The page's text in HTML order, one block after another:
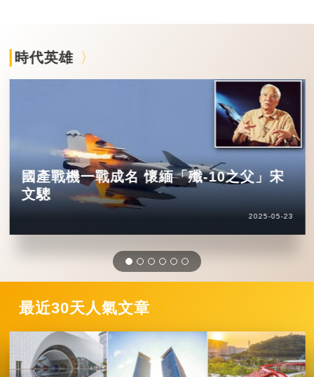
時代英雄
國產戰機一戰成名 懷緬「殲-10之父」宋
文驄
2025-05-23
最近30天人氣文章